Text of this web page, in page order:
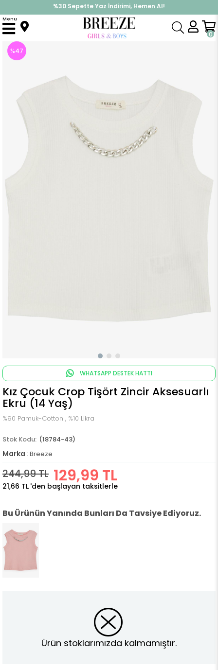
İndirimlere ek %10 İndirimi Kap, Hemen Üye Ol!
0
Menu
Anasayfa Üst Giyim Tişört
%47
WHATSAPP DESTEK HATTI
Kız Çocuk Crop Tişört Zincir Aksesuarlı
Ekru (14 Yaş)
%90 Pamuk-Cotton , %10 Likra
(18784-43)
Marka : Breeze
244,99 TL 129,99 TL
21,66 TL 'den başlayan taksitlerle
Bu Ürünün Yanında Bunları Da Tavsiye Ediyoruz.
Ürün stoklarımızda kalmamıştır.